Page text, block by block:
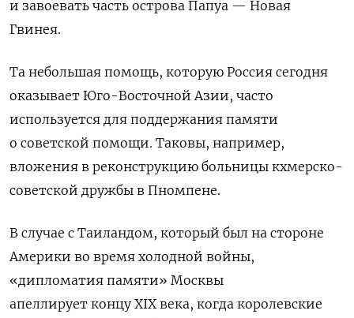
и завоевать часть острова Папуа — Новая
Гвинея.
Та небольшая помощь, которую Россия сегодня
оказывает Юго-Восточной Азии, часто
используется для поддержания памяти
о советской помощи. Таковы, например,
вложения в реконструкцию больницы кхмерско-
советской дружбы в Пномпене.
В случае с Таиландом, который был на стороне
Америки во время холодной войны,
«дипломатия памяти» Москвы
апеллирует концу XIX века, когда королевские